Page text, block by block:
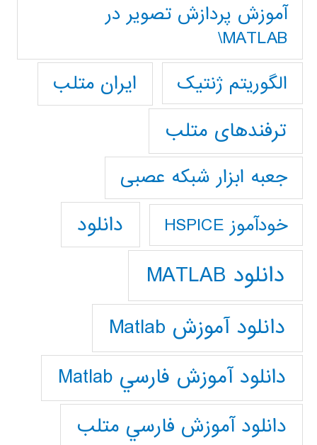
آموزش پردازش تصوير در
MATLAB\
الگوریتم ژنتیک
ایران متلب
ترفندهای متلب
جعبه ابزار شبکه عصبی
خودآموز HSPICE دانلود
دانلود MATLAB
دانلود آموزش Matlab
دانلود آموزش فارسي Matlab
دانلود آموزش فارسي متلب